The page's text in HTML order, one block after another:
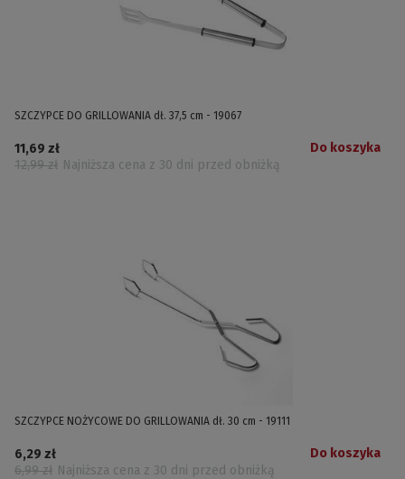
SZCZYPCE DO GRILLOWANIA dł. 37,5 cm - 19067
11,69 zł
12,99 zł Najniższa cena z 30 dni przed obniżką
Do koszyka
SZCZYPCE NOŻYCOWE DO GRILLOWANIA dł. 30 cm - 19111
6,29 zł
6,99 zł Najniższa cena z 30 dni przed obniżką
Do koszyka